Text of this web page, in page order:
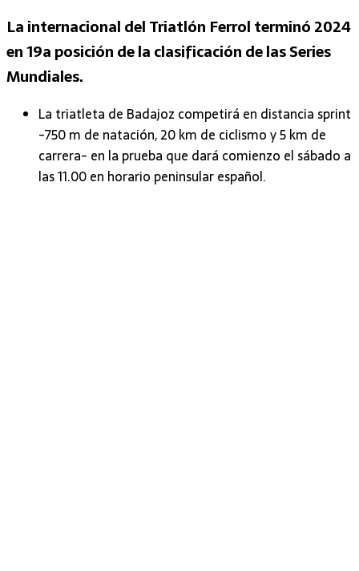
La internacional del Triatlón Ferrol terminó 2024
en 19a posición de la clasificación de las Series
Mundiales.
La triatleta de Badajoz competirá en distancia sprint
-750 m de natación, 20 km de ciclismo y 5 km de
carrera- en la prueba que dará comienzo el sábado a
las 11.00 en horario peninsular español.